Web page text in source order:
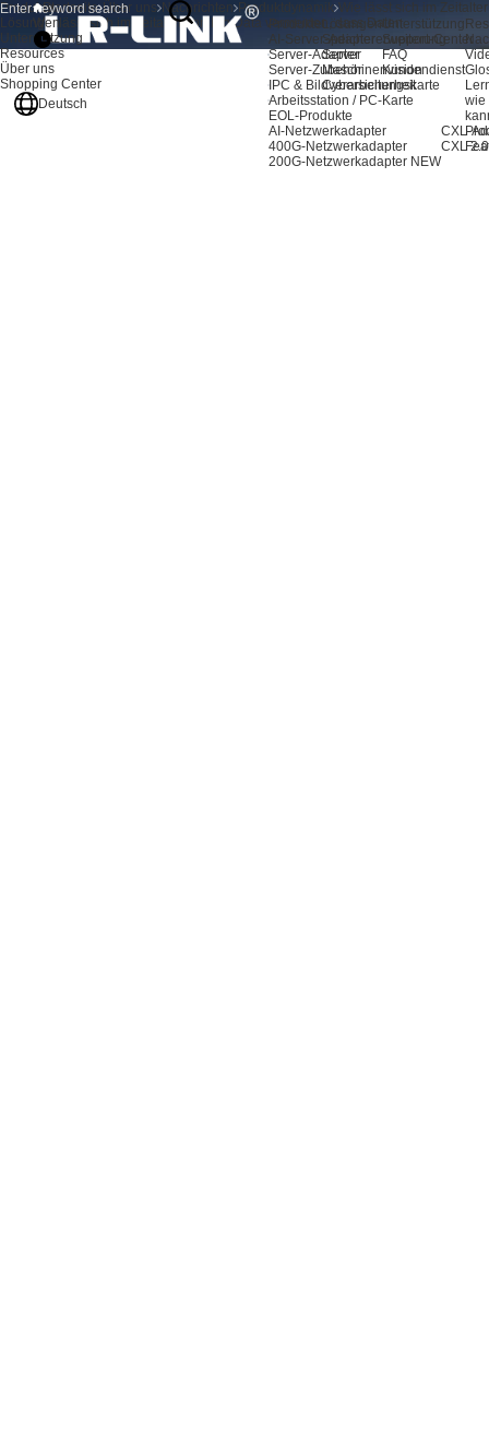
Produkte
AI-Server-Adapter
Server-Adapter
Server-Zubehör
IPC & Bildverarbeitungskarte
Arbeitsstation / PC-Karte
EOL-Produkte
AI-Netzwerkadapter
400G-Netzwerkadapter
200G-Netzwerkadapter NEW
CXL-
CXL 2.0
Lösungen
Speichererweiterung
Server
Maschinenvision
Cybersicherheit
Unterstützung
Support-Center
FAQ
Kundendienst
wie
Produkte
Lösungen
Unterstützung
Resources
Über uns
Shopping Center
Deutsch
Startseite Über uns Nachrichten Produktdynamik Wie lässt sich im
Wie lässt sich im Zeitalter von Big Data vermeiden, dass Daten